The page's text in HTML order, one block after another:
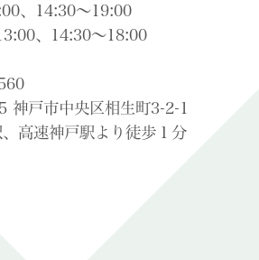
、14:30〜19:00
、14:30〜18:00
戸市中央区相生町3-2-1
高速神戸駅より徒歩１分